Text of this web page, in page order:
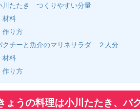
川たたき つくりやすい分量
材料
作り方
クチーと魚介のマリネサラダ ２人分
材料
作り方
うの料理は小川たたき、パ